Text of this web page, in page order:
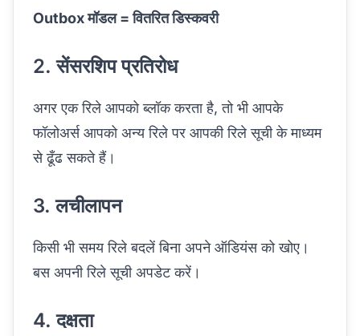
Outbox मॉडल = वितरित डिस्कवरी
2. सेंसरशिप प्रतिरोध
अगर एक रिले आपको ब्लॉक करता है, तो भी आपके
फॉलोअर्स आपको अन्य रिले पर आपकी रिले सूची के माध्यम
से ढूँढ सकते हैं।
3. लचीलापन
किसी भी समय रिले बदलें बिना अपने ऑडियंस को खोए।
बस अपनी रिले सूची अपडेट करें।
4. दक्षता